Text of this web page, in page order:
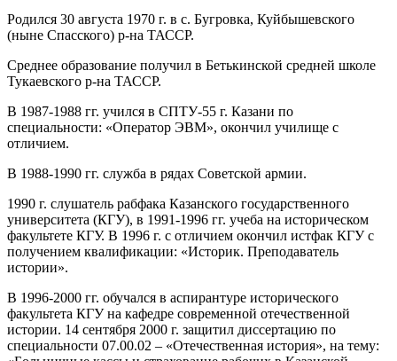
Родился 30 августа 1970 г. в с. Бугровка, Куйбышевского
(ныне Спасского) р-на ТАССР.
Среднее образование получил в Бетькинской средней школе
Тукаевского р-на ТАССР.
В 1987-1988 гг. учился в СПТУ-55 г. Казани по
специальности: «Оператор ЭВМ», окончил училище с
отличием.
В 1988-1990 гг. служба в рядах Советской армии.
1990 г. слушатель рабфака Казанского государственного
университета (КГУ), в 1991-1996 гг. учеба на историческом
факультете КГУ. В 1996 г. с отличием окончил истфак КГУ с
получением квалификации: «Историк. Преподаватель
истории».
В 1996-2000 гг. обучался в аспирантуре исторического
факультета КГУ на кафедре современной отечественной
истории. 14 сентября 2000 г. защитил диссертацию по
специальности 07.00.02 – «Отечественная история», на тему: